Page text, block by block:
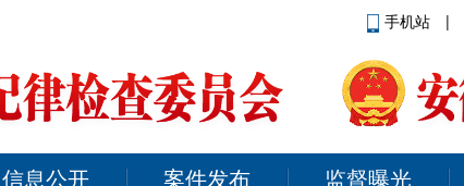
手机站 |
信息公开 案件发布 监督曝光